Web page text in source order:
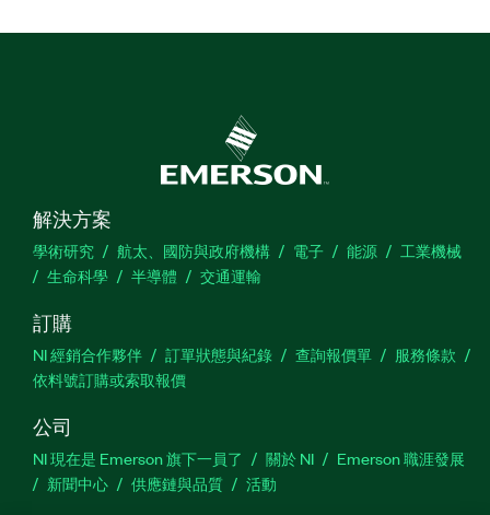
解決方案
學術研究 航太、國防與政府機構 電子 能源
工業機械
生命科學
半導體 交通運輸
訂購
NI 經銷合作夥伴 訂單狀態與紀錄 查詢報價單
服務條款
依料號訂購或索取報價
公司
NI 現在是 Emerson 旗下一員了 關於 NI
Emerson 職涯發展
新聞中心
供應鏈與品質 活動